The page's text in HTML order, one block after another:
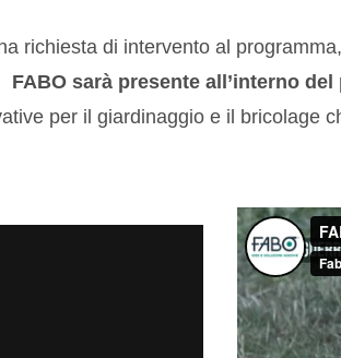
richiesta di intervento al
FABO sarà presente all’interno
per il giardinaggio e il bricolage